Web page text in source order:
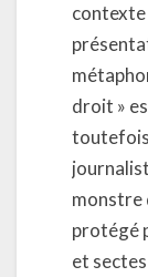
contexte
droit »
toutefois
monstre
protégé
et